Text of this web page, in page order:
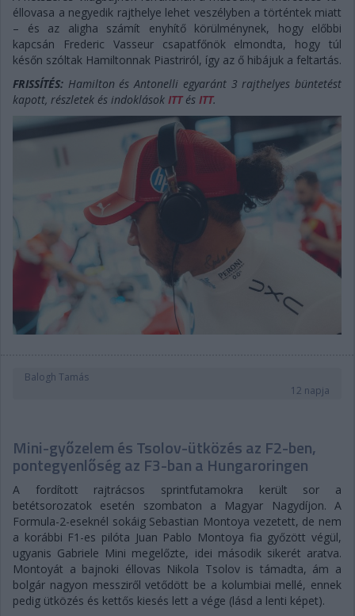
éllovasa a negyedik rajthelye lehet veszélyben a történtek miatt
– és az aligha számít enyhítő körülménynek, hogy előbbi
kapcsán Frederic Vasseur csapatfőnök elmondta, hogy túl
későn szóltak Hamiltonnak Piastriról, így az ő hibájuk a feltartás.
FRISSÍTÉS: Hamilton és Antonelli egyaránt 3 rajthelyes büntetést
kapott, részletek és indoklások ITTés ITT.
Balogh Tamás
12 napja
Mini-győzelem és Tsolov-ütközés az F2-ben,
pontegyenlőség az F3-ban a Hungaroringen
A fordított rajtrácsos sprintfutamokra került sor a
betétsorozatok esetén szombaton a Magyar Nagydíjon. A
Formula-2-eseknél sokáig Sebastian Montoya vezetett, de nem
a korábbi F1-es pilóta Juan Pablo Montoya fia győzött végül,
ugyanis Gabriele Mini megelőzte, idei második sikerét aratva.
Montoyát a bajnoki éllovas Nikola Tsolov is támadta, ám a
bolgár nagyon messziről vetődött be a kolumbiai mellé, ennek
pedig ütközés és kettős kiesés lett a vége (lásd a lenti képet).